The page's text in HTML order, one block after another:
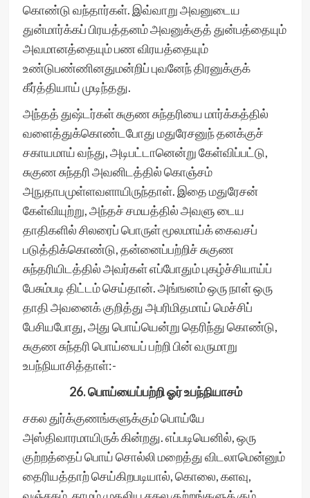
கொண்டு வந்தார்கள். இவ்வாறு அவனுடைய
துன்மார்க்கப் பிரயத்தனம் அவனுக்குத் துன்பத்தையும்
அவமானத்தையும் பண விரயத்தையும்
உண்டுபண்ணினதுமன்றிப் புவனேந் திரனுக்குக்
கீர்த்தியாய் முடிந்தது.
அந்தத் துஷ்டர்கள் சுகுண சுந்தரியை மார்க்கத்தில்
வளைத்துக்கொண்டபோது மதுரேசனுந் தனக்குச்
சகாயமாய் வந்து, அடிபட்டானென்று கேள்விப்பட்டு,
சுகுண சுந்தரி அவனிடத்தில் கொஞ்சம்
அநுதாபமுள்ளவளாயிருந்தாள். இதை மதுரேசன்
கேள்வியுற்று, அந்தச் சமயத்தில் அவளு டைய
தாதிகளில் சிலரைப் பொருள் மூலமாய்க் கைவசப்
படுத்திக்கொண்டு, தன்னைப்பற்றிச் சுகுண
சுந்தரியிடத்தில் அவர்கள் எப்போதும் புகழ்ச்சியாய்ப்
பேசும்படி திட்டம் செய்தான். அங்ஙனம் ஒரு நாள் ஒரு
தாதி அவனைக் குறித்து அபரிமிதமாய் மெச்சிப்
பேசியபோது, அது பொய்யென்று தெரிந்து கொண்டு,
சுகுண சுந்தரி பொய்யைப் பற்றி பின் வருமாறு
உபந்நியாசித்தாள்:-
26. பொய்யைப்பற்றி ஓர் உபந்நியாசம்
சகல துர்க்குணங்களுக்கும் பொய்யே
அஸ்திவாரமாயிருக் கின்றது. எப்படியெனில், ஒரு
குற்றத்தைப் பொய் சொல்லி மறைத்து விடலாமென்னும்
தைரியத்தாற் செய்கிறபடியால், கொலை, களவு,